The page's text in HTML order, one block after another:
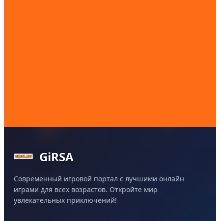
GiRSA
Современный игровой портал с лучшими онлайн
играми для всех возрастов. Откройте мир
увлекательных приключений!